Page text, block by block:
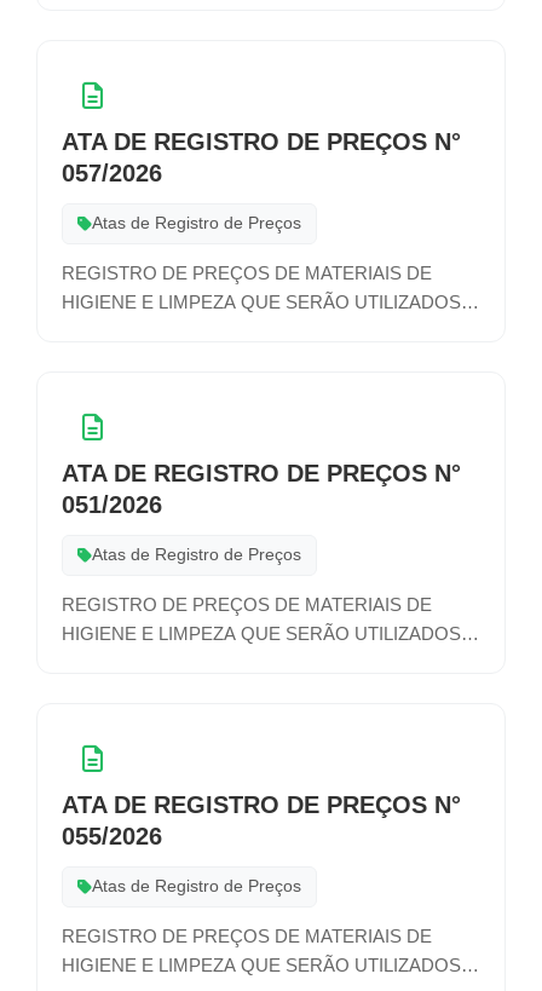
ATA DE REGISTRO DE PREÇOS N°
057/2026
Atas de Registro de Preços
REGISTRO DE PREÇOS DE MATERIAIS DE
HIGIENE E LIMPEZA QUE SERÃO UTILIZADOS
ATA DE REGISTRO DE PREÇOS N°
051/2026
Atas de Registro de Preços
REGISTRO DE PREÇOS DE MATERIAIS DE
HIGIENE E LIMPEZA QUE SERÃO UTILIZADOS
ATA DE REGISTRO DE PREÇOS N°
055/2026
Atas de Registro de Preços
REGISTRO DE PREÇOS DE MATERIAIS DE
HIGIENE E LIMPEZA QUE SERÃO UTILIZADOS